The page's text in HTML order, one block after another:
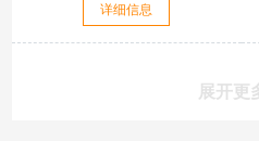
详细信息
展开更